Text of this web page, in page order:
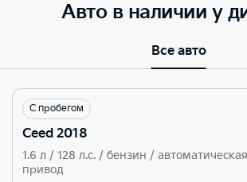
Авто в наличии у
Все авто
С пробегом
Ceed 2018
1.6 л / 128 л.c. / бензин /
привод